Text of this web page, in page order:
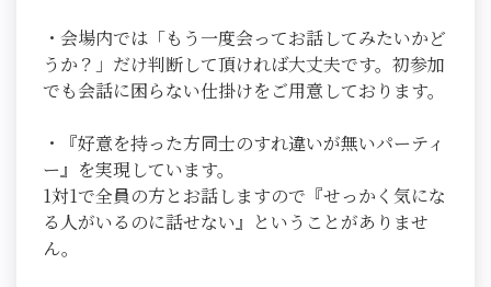
・会場内では「もう一度会ってお話してみたいかど
うか？」だけ判断して頂ければ大丈夫です。初参加
でも会話に困らない仕掛けをご用意しております。
・『好意を持った方同士のすれ違いが無いパーティ
ー』を実現しています。
1対1で全員の方とお話しますので『せっかく気にな
る人がいるのに話せない』ということがありませ
ん。